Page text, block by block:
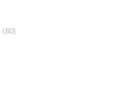
(80)